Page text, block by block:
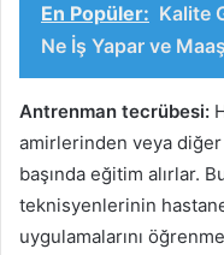
En Popüler: Kalite
Ne İş Yapar ve
Antrenman tecrübesi:
amirlerinden veya
başında eğitim alırlar.
teknisyenlerinin
uygulamalarını